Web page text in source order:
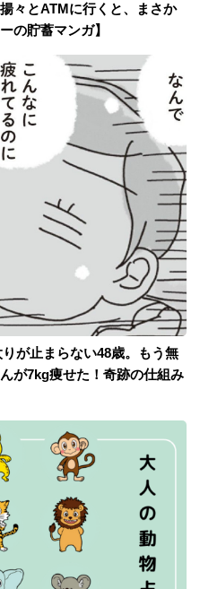
々とATMに行くと、まさか
の貯蓄マンガ】
が止まらない48歳。もう無
が7kg痩せた！奇跡の仕組み